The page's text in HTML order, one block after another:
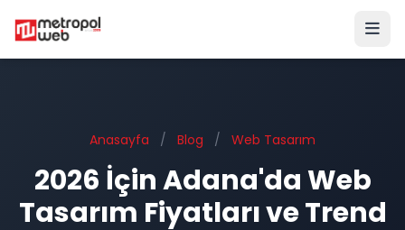
Anasayfa / Blog / Web Tasarım
2026 İçin Adana'da Web
Tasarım Fiyatları ve Trend